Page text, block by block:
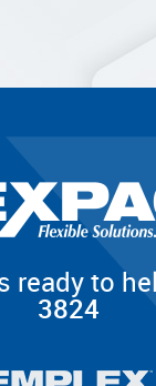
ready to
3824